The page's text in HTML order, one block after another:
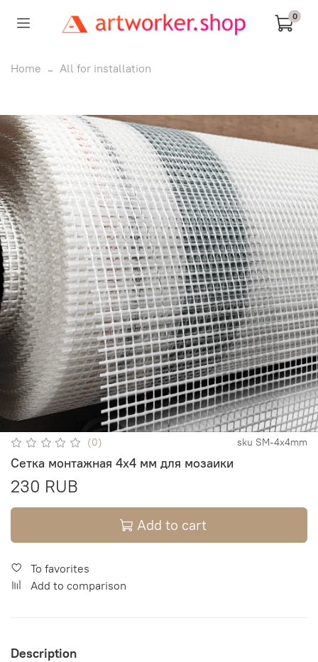
0
Home All for installation
(0) sku SM-4x4mm
Сетка монтажная 4х4 мм для мозаики
230 RUB
Add to cart
To favorites
Add to comparison
Description